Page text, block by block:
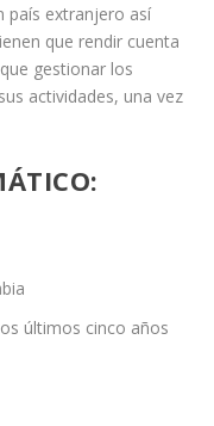
país extranjero así
que rendir cuenta
gestionar los
actividades, una vez
:
últimos cinco años